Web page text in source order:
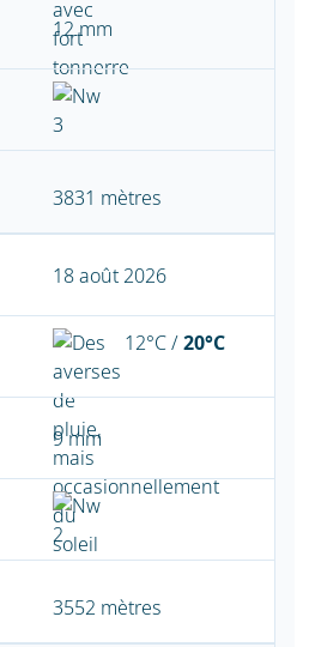
12 mm
3831 mètres
18 août 2026
12°C /20°C
9 mm
3552 mètres